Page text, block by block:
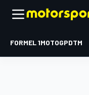
FORMEL 1MOTOGPDTM